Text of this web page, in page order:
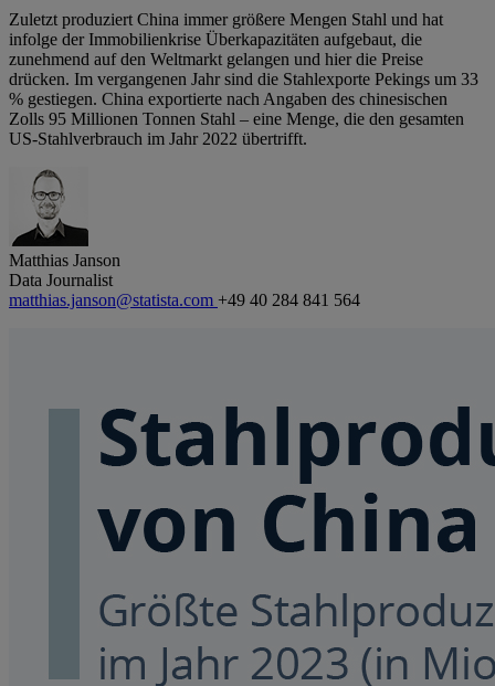
Zuletzt produziert China immer größere Mengen Stahl und hat
infolge der Immobilienkrise Überkapazitäten aufgebaut, die
zunehmend auf den Weltmarkt gelangen und hier die Preise
drücken. Im vergangenen Jahr sind die Stahlexporte Pekings um 33
% gestiegen. China exportierte nach Angaben des chinesischen
Zolls 95 Millionen Tonnen Stahl – eine Menge, die den gesamten
US-Stahlverbrauch im Jahr 2022 übertrifft.
Matthias Janson
Data Journalist
matthias.janson@statista.com +49 40 284 841 564